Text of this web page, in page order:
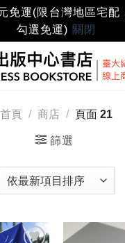
免運(限台灣地區宅配
勾選免運) 關閉
首頁 / 商店 / 頁面 21
篩選